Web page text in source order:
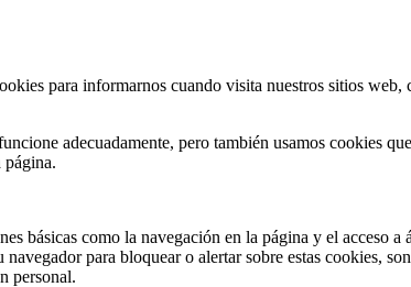
para informarnos cuando visita nuestros sitios
adecuadamente, pero también usamos cookies
página.
básicas como la navegación en la página y el acceso
para bloquear o alertar sobre estas cookies,
personal.